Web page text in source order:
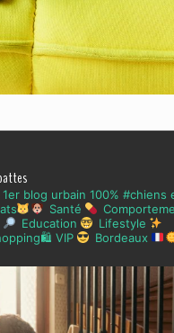
1er blog urbain 100% #chiens
Santé
Education
Lifestyle
VIP
Bordeaux